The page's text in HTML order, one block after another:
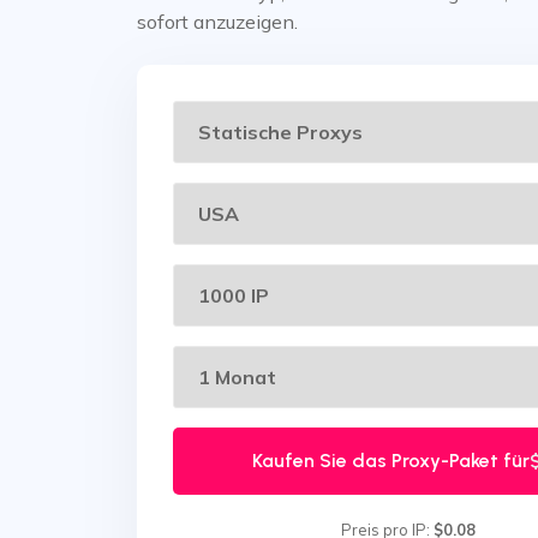
sofort anzuzeigen.
Kaufen Sie das Proxy-Paket für
Preis pro IP: $0.08